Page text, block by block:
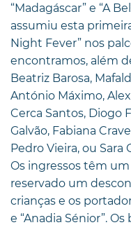
“Madagáscar” e “A
assumiu esta
Night Fever” nos
encontramos, além
Beatriz Barosa,
António Máximo,
Cerca Santos, Diogo
Galvão, Fabiana
Pedro Vieira, ou Sara
Os ingressos têm
reservado um
crianças e os
e “Anadia Sénior”.